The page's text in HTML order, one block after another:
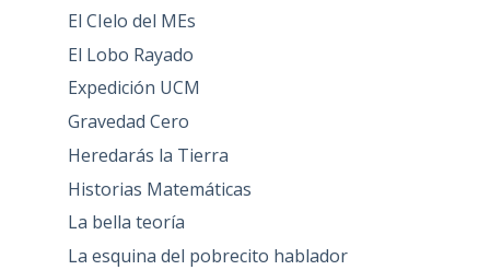
El CIelo del MEs
El Lobo Rayado
Expedición UCM
Gravedad Cero
Heredarás la Tierra
Historias Matemáticas
La bella teoría
La esquina del pobrecito hablador